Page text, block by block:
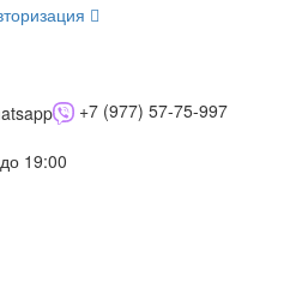
+7 (977) 57-75-997
19:00